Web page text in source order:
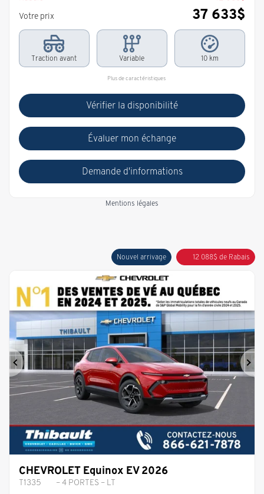
Votre prix
37 633$
Traction avant Variable 10 km
Plus de caractéristiques
Vérifier la disponibilité
Évaluer mon échange
Demande d'informations
Mentions légales
Nouvel arrivage 12 088$ de Rabais
Précédent
CHEVROLET Equinox EV 2026
T1335
– 4 PORTES – LT